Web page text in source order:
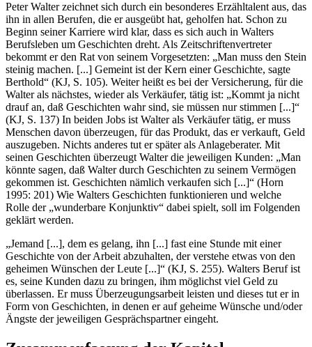
Peter Walter zeichnet sich durch ein besonderes Erzähltalent aus, das
ihn in allen Berufen, die er ausgeübt hat, geholfen hat. Schon zu
Beginn seiner Karriere wird klar, dass es sich auch in Walters
Berufsleben um Geschichten dreht. Als Zeitschriftenvertreter
bekommt er den Rat von seinem Vorgesetzten: „Man muss den Stein
steinig machen. [...] Gemeint ist der Kern einer Geschichte, sagte
Berthold“ (KJ, S. 105). Weiter heißt es bei der Versicherung, für die
Walter als nächstes, wieder als Verkäufer, tätig ist: „Kommt ja nicht
drauf an, daß Geschichten wahr sind, sie müssen nur stimmen [...]“
(KJ, S. 137) In beiden Jobs ist Walter als Verkäufer tätig, er muss
Menschen davon überzeugen, für das Produkt, das er verkauft, Geld
auszugeben. Nichts anderes tut er später als Anlageberater. Mit
seinen Geschichten überzeugt Walter die jeweiligen Kunden: „Man
könnte sagen, daß Walter durch Geschichten zu seinem Vermögen
gekommen ist. Geschichten nämlich verkaufen sich [...]“ (Horn
1995: 201) Wie Walters Geschichten funktionieren und welche
Rolle der „wunderbare Konjunktiv“ dabei spielt, soll im Folgenden
geklärt werden.
„Jemand [...], dem es gelang, ihn [...] fast eine Stunde mit einer
Geschichte von der Arbeit abzuhalten, der verstehe etwas von den
geheimen Wünschen der Leute [...]“ (KJ, S. 255). Walters Beruf ist
es, seine Kunden dazu zu bringen, ihm möglichst viel Geld zu
überlassen. Er muss Überzeugungsarbeit leisten und dieses tut er in
Form von Geschichten, in denen er auf geheime Wünsche und/oder
Ängste der jeweiligen Gesprächspartner eingeht.